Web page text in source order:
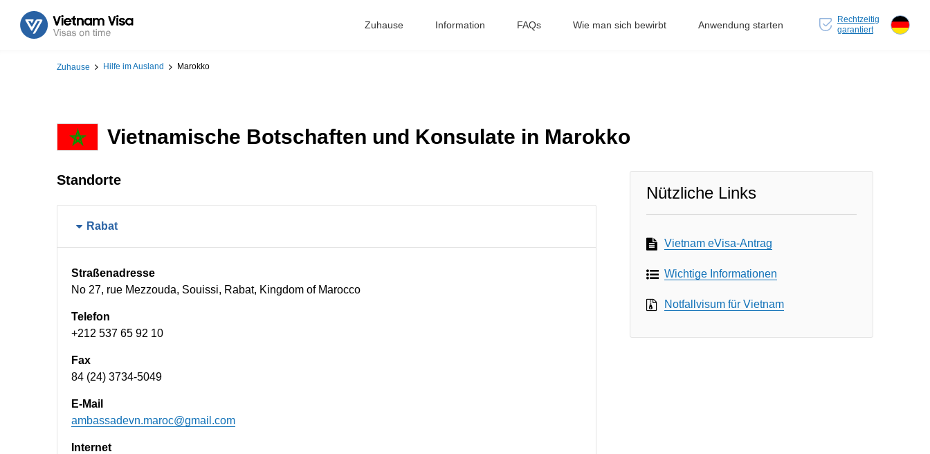
Zuhause Information FAQs Wie man sich bewirbt Anwendung starten
Rechtzeitig
garantiert
Zuhause Hilfe im Ausland Marokko
Vietnamische Botschaften und Konsulate in Marokko
Standorte
Rabat
Straßenadresse
No 27, rue Mezzouda, Souissi, Rabat, Kingdom of Marocco
Telefon
+212 537 65 92 10
Fax
84 (24) 3734-5049
E-Mail
ambassadevn.maroc@gmail.com
Internet
Nützliche Links
Vietnam eVisa-Antrag
Wichtige Informationen
Notfallvisum für Vietnam